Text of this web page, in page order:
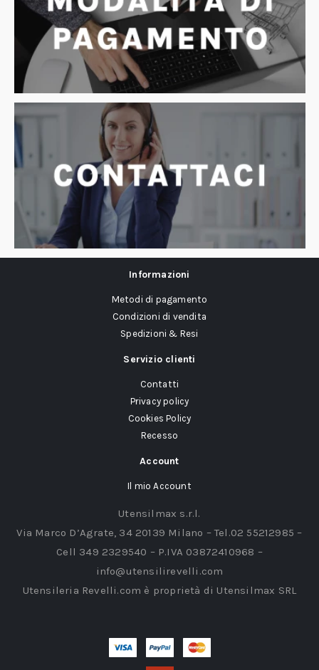
Informazioni
Metodi di pagamento
Condizioni di vendita
Spedizioni & Resi
Servizio clienti
Contatti
Privacy policy
Cookies Policy
Recesso
Account
Il mio Account
Utensilmax s.r.l.
Via Marco D’Agrate, 34 20139 Milano – Tel.02 55212985 –
Cell 349 2329540 – P.IVA 03872410968 –
info@utensilirevelli.com
Utensileria Revelli.com è proprietà di Utensilmax SRL